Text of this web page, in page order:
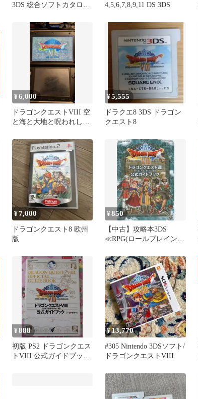
3DS 総合ソフトカタログ
4,5,6,7,8,9,11 DS 3DS
¥6,000
ドラゴンクエストVIII 空
と海と大地と呪われし姫
¥5,555
ドラクエ8 3DS ドラゴン
クエスト8
¥7,000
ドラゴンクエスト8 欧州
版
¥850
【中古】攻略本3DS
≪RPG(ロールプレイング
クエストVIII 空と海と大
地と呪われし姫君 公式ガ
イドブック
¥888
初版 PS2 ドラゴンクエス
トVIII 公式ガイドブック
¥13,770
#305 Nintendo 3DSソフト/
ドラゴンクエストVIII